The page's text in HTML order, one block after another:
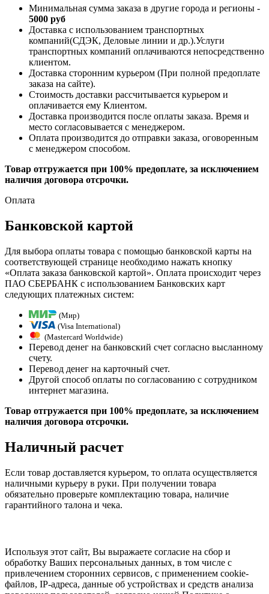
Минимальная сумма заказа в другие города и регионы -
5000 руб
Доставка с использованием транспортных
компаний(СДЭК, Деловые линии и др.).Услуги
транспортных компаний оплачиваются непосредственно
клиентом.
Доставка сторонним курьером (При полной предоплате
заказа на сайте).
Стоимость доставки рассчитывается курьером и
оплачивается ему Клиентом.
Доставка производится после оплаты заказа. Время и
место согласовывается с менеджером.
Оплата производится до отправки заказа, оговоренным
с менеджером способом.
Товар отгружается при 100% предоплате, за исключением
наличия договора отсрочки.
Оплата
Банковской картой
Для выбора оплаты товара с помощью банковской карты на
соответствующей странице необходимо нажать кнопку
«Оплата заказа банковской картой». Оплата происходит через
ПАО СБЕРБАНК с использованием Банковских карт
следующих платежных систем:
(Мир)
(Visa International)
(Mastercard Worldwide)
Перевод денег на банковский счет согласно высланному
счету.
Перевод денег на карточный счет.
Другой способ оплаты по согласованию с сотрудником
интернет магазина.
Товар отгружается при 100% предоплате, за исключением
наличия договора отсрочки.
Наличный расчет
Если товар доставляется курьером, то оплата осуществляется
наличными курьеру в руки. При получении товара
обязательно проверьте комплектацию товара, наличие
гарантийного талона и чека.
Используя этот сайт, Вы выражаете согласие на сбор и
обработку Ваших персональных данных, в том числе с
привлечением сторонних сервисов, с применением cookie-
файлов, IP-адреса, данные об устройствах и средств анализа